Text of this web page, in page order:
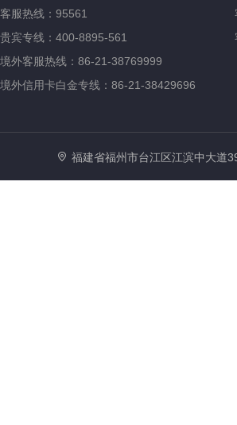
客服热线：95561
贵宾专线：400-8895-561
境外客服热线：86-21-38769999
境外信用卡白金专线：86-21-38429696
福建省福州市台江区江滨中大道